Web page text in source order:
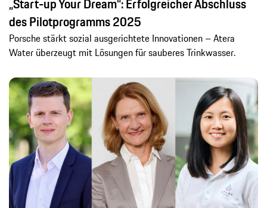
„Start-up Your Dream“: Erfolgreicher Abschluss
des Pilotprogramms 2025
Porsche stärkt sozial ausgerichtete Innovationen – Atera
Water überzeugt mit Lösungen für sauberes Trinkwasser.